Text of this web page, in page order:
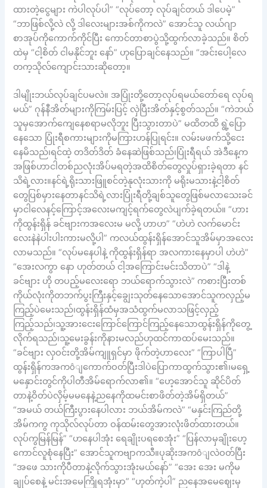
ထားတဲ့ငွေများ ကဲပါလုပ်ပါ” “လုပ်တော့ လုပ်ချင်တယ် ဒါပေမဲ့”
“ဘာဖြစ်လို့လဲ လို့ ဒါလေးများအစ်ကိုကလဲ” အောင်သူ လယ်ဂျာ
စာအုပ်ကိုကောက်ကိုင်ပြီး ကောင်တာစာပွဲသို့ထွက်လာခဲ့သည်။ စိတ်
ထဲမှ “ငါ့စိတ် ငါမနိုင်ဘူး နော်” ဟုပြောချင်နေသည်။ “အင်းပေါ့လေ
တက့သိုလ်ကျောင်းသားဆိုတော့။
ဒါမျိုးဘယ်လုပ်ချင်ပမလဲ။ အပြုံးတို့တော့လုပ်ရမယ်တော်ရေ လုပ်ရ
မယ်” ဂုန်နီအိတ်များကိုကြမ်းပြင့် လှဲပြီးအိတ်နှင့်စွတ်သည်။ “ကဲဘယ်
သူမှအောက်ကျေနေစရာမလိုဘူး ပြီးသွားတာပဲ” မထိတထိ ရွဲ့ပြော
နေသော ပြုံးရီစကားများကိုမကြားဟန်ပြုရင်း။ လမ်းမဖက်သို့ငေး
နေမိသည်၊ရင်ထဲ့ တဒိတ်ဒိတ် ခံနေဆဲဖြစ်သည်၊ပြုံးရီရယ် အဲဒီနေ့က
အဖြစ်ဟာငါတစ်ညလုံးအိပ်မရတဲ့အထိစိတ်တွေလှုပ်ရှားခဲ့ရတာ နင်
သိရဲ့လား။နင်ရဲ့ရိုးသားဖြူစင်တဲ့နုလုံးသားကို မရိုးမသားနဲ့ငါ့စိတ်
တွေပြစ်မှားနေတာနင်သိရဲ့လားပြုံးရီတို့ချစ်သူတွေဖြစ်မလာသေးခင်
မှာငါလေနင့်ကြောင့်အလေးမကျင့်ရက်တွေလဲပျက်ခဲ့ရတယ်။ “ဟား
ကိုထွန်းရှိန် ခင်ဗျားကအလေးမ မလို့ ဟာဟ” “ဟဲဟဲ လက်မောင်း
လေးနဲနဲပါးပါးကားမလို့ပါ” ကလယ်ထွန်းရှိန်အောင်သူအိမ်မှာအလေး
လာမသည်။ “လုပ်မနေပါနဲ့ ကိုထွန်းရှိန်ရာ အလကားနေမှာပါ ဟဲဟဲ”
“အေးလကွာ နော ဟုတ်တယ် ငါ့အကြောင်းမင်းသိတာပဲ” “ဒါနဲ့
ခင်ဗျား ဟို တပည့်မလေးရော ဘယ်ရောက်သွားလဲ” ကစားပြီးတစ်
ကိုယ်လုံးကိုတဘက်ပွးကြီးနှင့်ချွေးသုတ်နေသောအောင်သူကလှည့်မ
ကြည့်ပဲမေးသည်၊ထွန်းရှိန်ထံမှအသံထွက်မလာသဖြင့်လှည့်
ကြည့်သည်၊သူ့အားငေးကြောင်ကြောင်ကြည့်နေသောထွန်းရှိန်ကိုတွေ့
လိုက်ရသည်၊သူ့မေးခွန်းကိုနားမလည်ဟုထင်ကာထပ်မေးသည်။
“ခင်ဗျား လှဝင်းတို့အိမ်ကျူရှင်မှာ ဖိုက်တဲ့ဟာလေး” “ကြာပါပြီ”
ထွန်းရှိန်ကအကôျကောက်ဝတ်ပြီးဒါပဲပြောကာထွက်သွား၏၊မရှေ့
မနှောင်းတွင်ကိုပါတီအိမ်ရောက်လာ၏။ “ဟေ့အောင်သူ ဆိုင်ပိတ်
တာနဲ့ဝိတ်ပဲလှိမ့်မမနေနဲ့ညနေကိုထမင်းစာဖိတ်တဲ့အိမ်ရှိတယ်”
“အမယ် တယ်ကြီးပွားနေပါလား ဘယ်အိမ်ကလဲ” “မနှင်းကြည်တို့
အိမ်ကကွ ကုသိုလ်လုပ်တာ ဝန်ထမ်းတွေအားလုံးဖိတ်ထားတယ်။
လုပ်ကွမြန်မြန်” “ဟနေပါအုံး ရေချိုးပရစေအုံး” “ပြန်လာမှချိုးဟေ့
ကောင်လူစုံနေပြီး” အောင်သူကဗျာကသီ။ပုဆိုးအကôျလဲဝတ်ပြီး
“အဖေ သားကိုပီတာနဲ့လိုက်သွားအုံးမယ်နော်” “အေး အေး မကိုမ
ချုပ်စေနဲ့ မင်းအမေကြိုရအုံးမှာ” “ဟုတ်ကဲ့ပါ” ညနေအမေဈေးမှ